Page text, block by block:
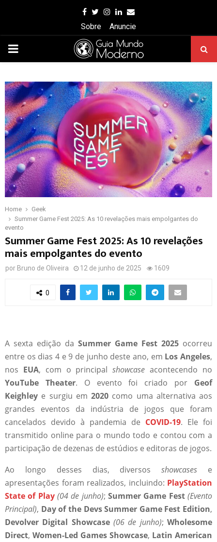
Facebook
Twitter
Instagram
Linkedin
Email
Sobre
Anuncie
PRIMARY
Home
Geek
Summer Game Fest 2025: As 10 revelações mais empolgantes do
evento
Summer Game Fest 2025: As 10 revelações
mais empolgantes do evento
por Bruno de Oliveira 12 de junho de 2025 1609
0
A sexta edição da Summer Game Fest 2025 ocorreu
entre os dias 4 e 9 de junho deste ano, em Los Angeles,
nos EUA, com o principalshowcase acontecendo no
YouTube Theater. O evento foi criado por Geof
Keighley e surgiu em 2020 como uma alternativa aos
grandes eventos da indústria de jogos que foram
cancelados devido à pandemia de COVID-19. Ele foi
transmitido online para o mundo todo e contou com a
participação de dezenas de estúdios e editoras de jogos.
Ao longo desses dias, diversosshowcases e
apresentações foram realizados, incluindo: PlayStation
State of Play (04 de junho);Summer Game Fest (Evento
Principal), Day of the Devs Summer Game Fest Edition,
Devolver Digital Showcase (06 de junho);Wholesome
Direct, Women-Led Games Showcase, Latin American